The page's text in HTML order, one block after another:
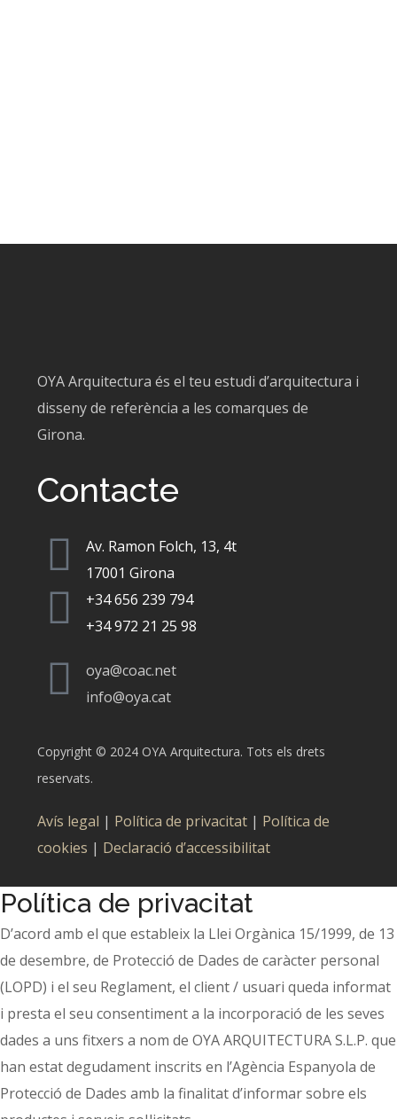
OYA Arquitectura és el teu estudi d’arquitectura i
disseny de referència a les comarques de
Girona.
Contacte
Av. Ramon Folch, 13, 4t
17001 Girona
+34 656 239 794
+34 972 21 25 98
oya@coac.net
info@oya.cat
Copyright © 2024 OYA Arquitectura. Tots els drets
reservats.
Avís legal | Política de privacitat | Política de
cookies | Declaració d’accessibilitat
Política de privacitat
D’acord amb el que estableix la Llei Orgànica 15/1999, de 13
de desembre, de Protecció de Dades de caràcter personal
(LOPD) i el seu Reglament, el client / usuari queda informat
i presta el seu consentiment a la incorporació de les seves
dades a uns fitxers a nom de OYA ARQUITECTURA S.L.P. que
han estat degudament inscrits en l’Agència Espanyola de
Protecció de Dades amb la finalitat d’informar sobre els